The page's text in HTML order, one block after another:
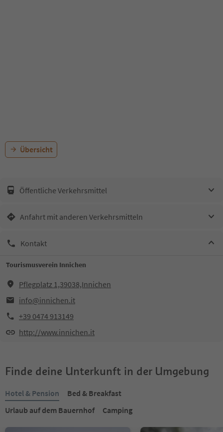
Übersicht
Öffentliche Verkehrsmittel
Anfahrt mit anderen Verkehrsmitteln
Kontakt
Tourismusverein Innichen
Pflegplatz 1,39038,Innichen
info@innichen.it
+39 0474 913149
http://www.innichen.it
Finde deine Unterkunft in der Umgebung
Hotel & Pension
Bed & Breakfast
Urlaub auf dem Bauernhof
Camping